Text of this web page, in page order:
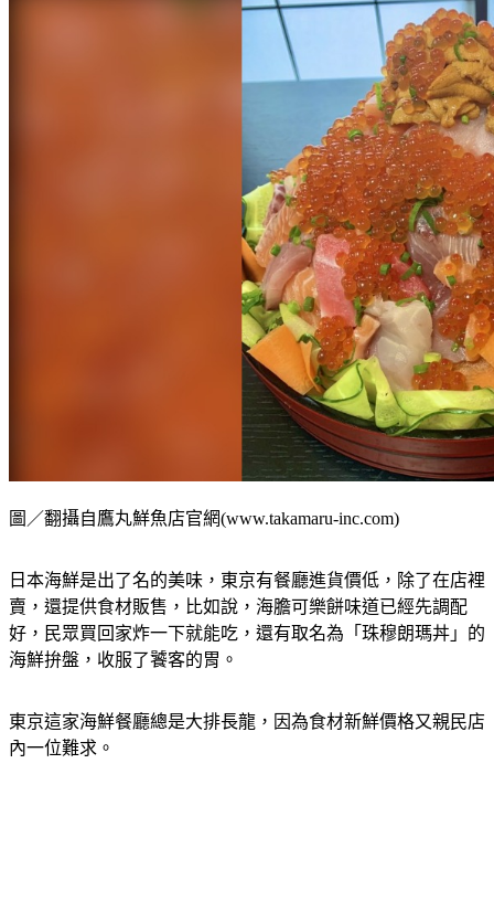
日本海鮮是出了名的美味，東京有餐廳進貨價低，除了在店裡
賣，還提供食材販售，比如說，海膽可樂餅味道已經先調配
好，民眾買回家炸一下就能吃，還有取名為「珠穆朗瑪丼」的
東京這家海鮮餐廳總是大排長龍，因為食材新鮮價格又親民店